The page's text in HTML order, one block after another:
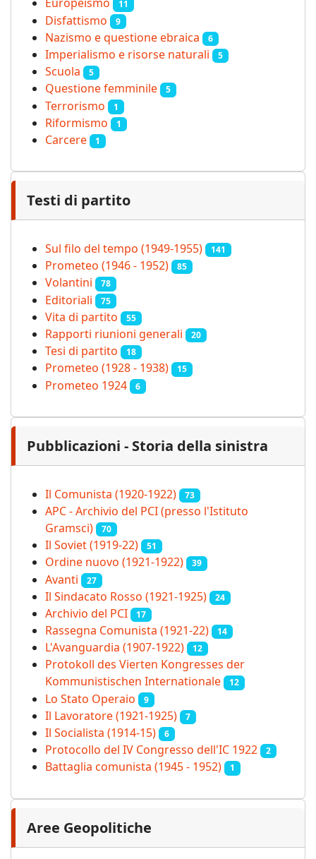
Europeismo 11
Disfattismo 9
Nazismo e questione ebraica 6
Imperialismo e risorse naturali 5
Scuola 5
Questione femminile 5
Terrorismo 1
Riformismo 1
Carcere 1
Testi di partito
Sul filo del tempo (1949-1955) 141
Prometeo (1946 - 1952) 85
Volantini 78
Editoriali 75
Vita di partito 55
Rapporti riunioni generali 20
Tesi di partito 18
Prometeo (1928 - 1938) 15
Prometeo 1924 6
Pubblicazioni - Storia della sinistra
Il Comunista (1920-1922) 73
APC - Archivio del PCI (presso l'Istituto
Gramsci)
70
Il Soviet (1919‑22) 51
Ordine nuovo (1921-1922) 39
Avanti 27
Il Sindacato Rosso (1921-1925) 24
Archivio del PCI 17
Rassegna Comunista (1921‑22) 14
L'Avanguardia (1907-1922) 12
Protokoll des Vierten Kongresses der
Kommunistischen Internationale
12
Lo Stato Operaio 9
Il Lavoratore (1921-1925) 7
Il Socialista (1914‑15) 6
Protocollo del IV Congresso dell'IC 1922 2
Battaglia comunista (1945 - 1952) 1
Aree Geopolitiche